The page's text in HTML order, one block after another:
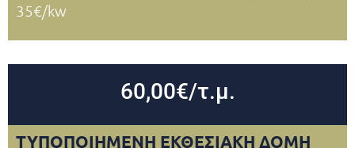
35€/kw
60,00€/τ.μ.
ΤΥΠΟΠΟΙΗΜΕΝΗ ΕΚΘΕΣΙΑΚΗ ΔΟΜΗ